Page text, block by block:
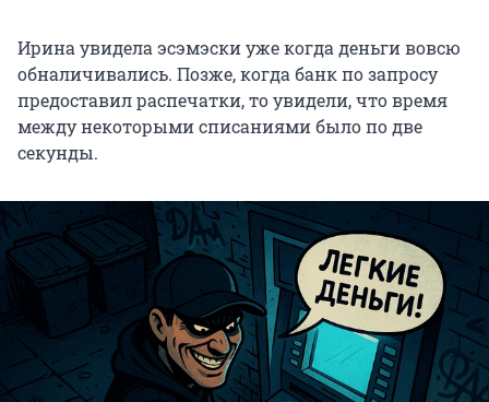
Ирина увидела эсэмэски уже когда деньги вовсю
обналичивались. Позже, когда банк по запросу
предоставил распечатки, то увидели, что время
между некоторыми списаниями было по две
секунды.